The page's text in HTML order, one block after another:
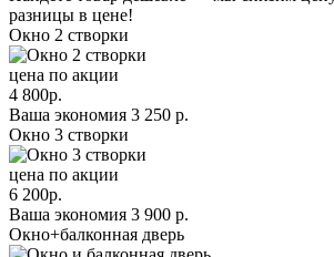
разницы в цене!
Окно 2 створки
цена по акции
4 800р.
Ваша экономия 3 250 р.
Окно 3 створки
цена по акции
6 200р.
Ваша экономия 3 900 р.
Окно+балконная дверь